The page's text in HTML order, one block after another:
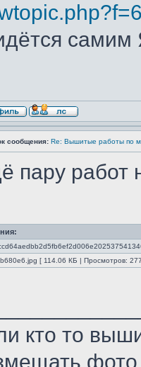
самим
сообщения: Re: Вышитые работы по
пару работ
[ 114.06 КБ | Просмотров:
кто то
фото